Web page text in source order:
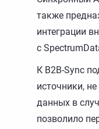
также
интеграции
с
К B2B-Sync
источники,
данных в
позволило